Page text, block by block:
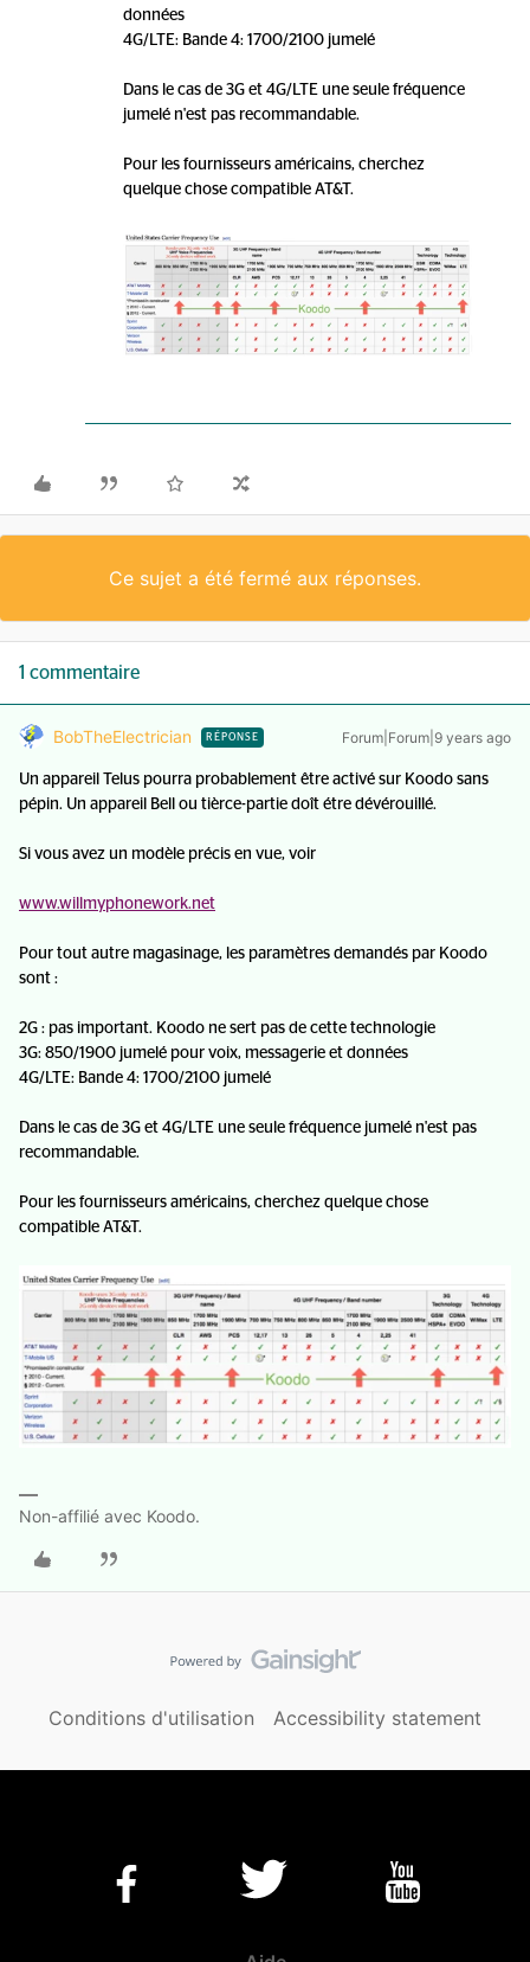
données
4G/LTE: Bande 4: 1700/2100 jumelé
Dans le cas de 3G et 4G/LTE une seule fréquence
jumelé n'est pas recommandable.
Pour les fournisseurs américains, cherchez
quelque chose compatible AT&T.
Ce sujet a été fermé aux réponses.
1 commentaire
BobTheElectrician RÉPONSE Forum|Forum|9 years ago
Un appareil Telus pourra probablement être activé sur Koodo sans
pépin. Un appareil Bell ou tièrce-partie doît étre dévérouillé.
Si vous avez un modèle précis en vue, voir
www.willmyphonework.net
Pour tout autre magasinage, les paramètres demandés par Koodo
sont :
2G : pas important. Koodo ne sert pas de cette technologie
3G: 850/1900 jumelé pour voix, messagerie et données
4G/LTE: Bande 4: 1700/2100 jumelé
Dans le cas de 3G et 4G/LTE une seule fréquence jumelé n'est pas
recommandable.
Pour les fournisseurs américains, cherchez quelque chose
compatible AT&T.
Non-affilié avec Koodo.
Conditions d'utilisation Accessibility statement